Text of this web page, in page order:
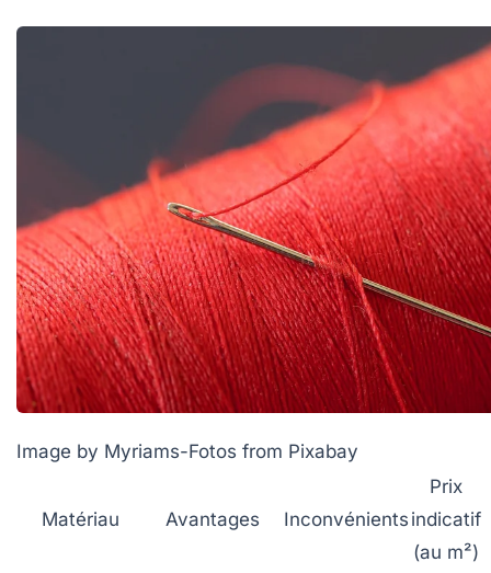
Image by Myriams-Fotos from Pixabay
Matériau Avantages Inconvénients
Prix
indicatif
(au m²)